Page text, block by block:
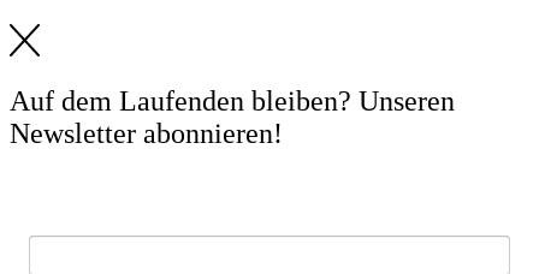
Auf dem Laufenden bleiben? Unseren
Newsletter abonnieren!